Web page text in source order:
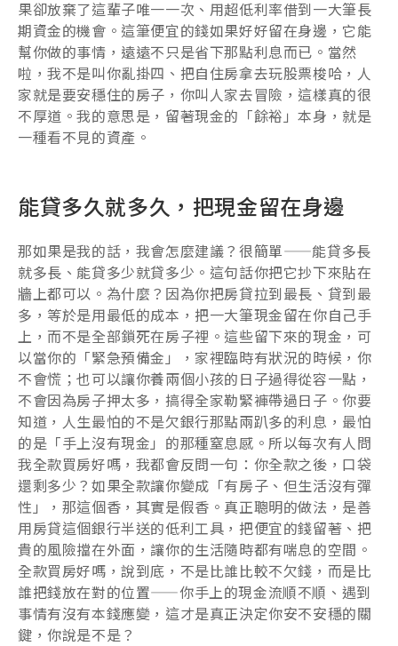
果卻放棄了這輩子唯一一次、用超低利率借到一大筆長
期資金的機會。這筆便宜的錢如果好好留在身邊，它能
幫你做的事情，遠遠不只是省下那點利息而已。當然
啦，我不是叫你亂掛四、把自住房拿去玩股票梭哈，人
家就是要安穩住的房子，你叫人家去冒險，這樣真的很
不厚道。我的意思是，留著現金的「餘裕」本身，就是
一種看不見的資產。
能貸多久就多久，把現金留在身邊
那如果是我的話，我會怎麼建議？很簡單——能貸多長
就多長、能貸多少就貸多少。這句話你把它抄下來貼在
牆上都可以。為什麼？因為你把房貸拉到最長、貸到最
多，等於是用最低的成本，把一大筆現金留在你自己手
上，而不是全部鎖死在房子裡。這些留下來的現金，可
以當你的「緊急預備金」，家裡臨時有狀況的時候，你
不會慌；也可以讓你養兩個小孩的日子過得從容一點，
不會因為房子押太多，搞得全家勒緊褲帶過日子。你要
知道，人生最怕的不是欠銀行那點兩趴多的利息，最怕
的是「手上沒有現金」的那種窒息感。所以每次有人問
我全款買房好嗎，我都會反問一句：你全款之後，口袋
還剩多少？如果全款讓你變成「有房子、但生活沒有彈
性」，那這個香，其實是假香。真正聰明的做法，是善
用房貸這個銀行半送的低利工具，把便宜的錢留著、把
貴的風險擋在外面，讓你的生活隨時都有喘息的空間。
全款買房好嗎，說到底，不是比誰比較不欠錢，而是比
誰把錢放在對的位置——你手上的現金流順不順、遇到
事情有沒有本錢應變，這才是真正決定你安不安穩的關
鍵，你說是不是？